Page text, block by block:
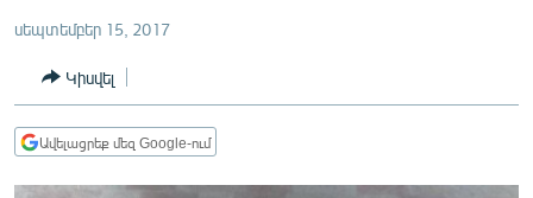
ՀԱՍԱՐԱԿՈՒԹՅՈՒՆ
ՏՆՏԵՍՈՒԹՅՈՒՆ
ՂԱՐԱԲԱՂ
սեպտեմբեր 15, 2017
Կիսվել
Ավելացրեք մեզ Google-ում